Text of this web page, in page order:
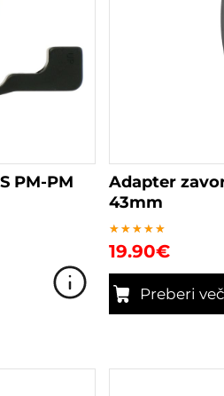
PM-PM
Adapter
43mm
Ocenjeno
5.00
19.90€
Preberi več